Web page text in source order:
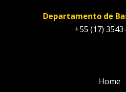
Departamento de
+55 (17)
Home